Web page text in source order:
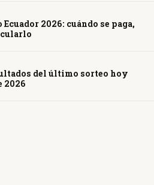
2026: cuándo se paga,
del último sorteo hoy
2026